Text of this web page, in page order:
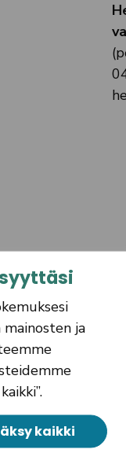
ja
kaikki